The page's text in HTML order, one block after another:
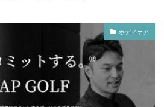
ボディケア